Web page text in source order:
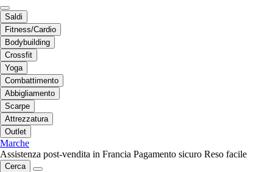
Saldi
Fitness/Cardio
Bodybuilding
Crossfit
Yoga
Combattimento
Abbigliamento
Scarpe
Attrezzatura
Outlet
Marche
Assistenza post-vendita in Francia Pagamento sicuro Reso facile
Cerca